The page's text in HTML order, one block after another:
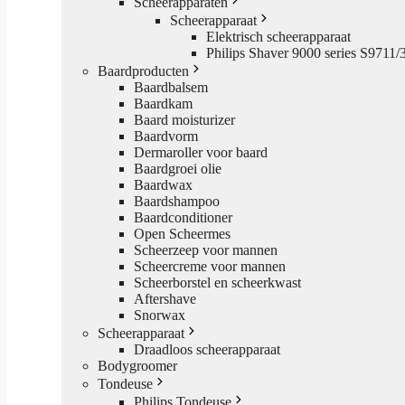
Scheerapparaat
Elektrisch scheerapparaat
Philips Shaver 9000 series S9711/
Baardproducten
Baardbalsem
Baardkam
Baard moisturizer
Baardvorm
Dermaroller voor baard
Baardgroei olie
Baardwax
Baardshampoo
Baardconditioner
Open Scheermes
Scheerzeep voor mannen
Scheercreme voor mannen
Scheerborstel en scheerkwast
Aftershave
Snorwax
Scheerapparaat
Draadloos scheerapparaat
Bodygroomer
Tondeuse